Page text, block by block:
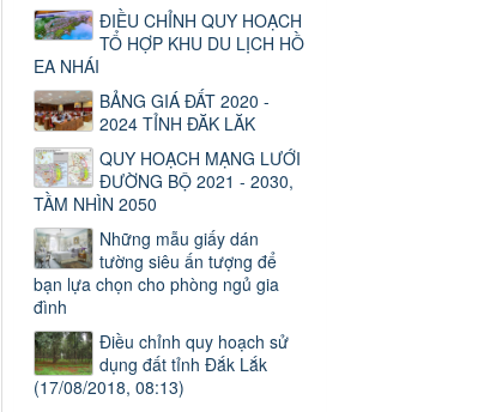
ĐIỀU CHỈNH QUY HOẠCH
TỔ HỢP KHU DU LỊCH HỒ
EA NHÁI
BẢNG GIÁ ĐẤT 2020 -
2024 TỈNH ĐĂK LĂK
QUY HOẠCH MẠNG LƯỚI
ĐƯỜNG BỘ 2021 - 2030,
TẦM NHÌN 2050
Những mẫu giấy dán
tường siêu ấn tượng để
bạn lựa chọn cho phòng ngủ gia
đình
Điều chỉnh quy hoạch sử
dụng đất tỉnh Đắk Lắk
(17/08/2018, 08:13)